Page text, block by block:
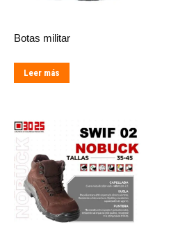
Botas militar
Leer más